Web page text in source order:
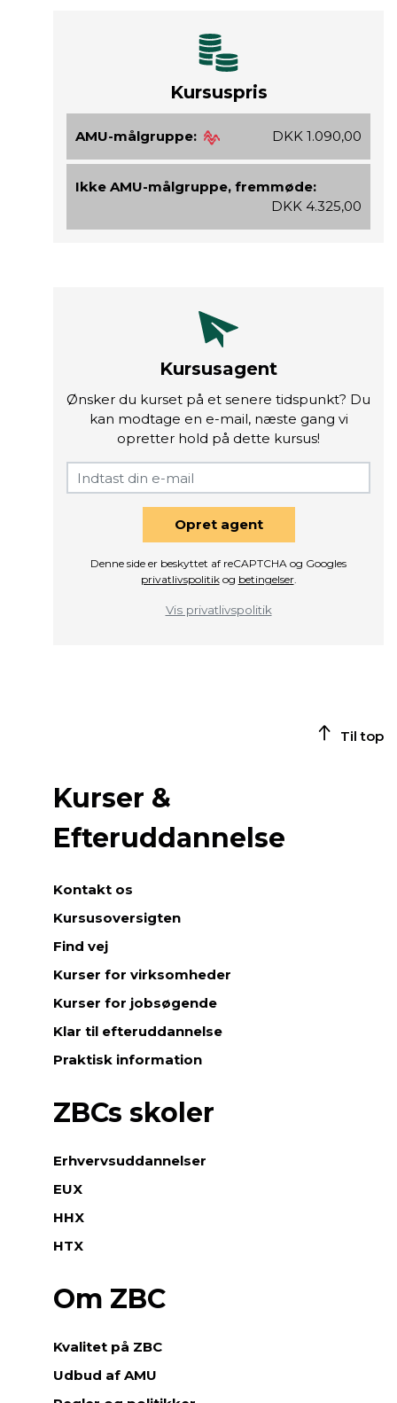
Kursuspris
AMU-målgruppe: DKK 1.090,00
Ikke AMU-målgruppe, fremmøde:
DKK 4.325,00
Kursusagent
Ønsker du kurset på et senere tidspunkt? Du
kan modtage en e-mail, næste gang vi
opretter hold på dette kursus!
Opret agent
Denne side er beskyttet af reCAPTCHA og Googles
privatlivspolitikog betingelser.
Vis privatlivspolitik
Til top
Kurser &
Efteruddannelse
Kontakt os
Kursusoversigten
Find vej
Kurser for virksomheder
Kurser for jobsøgende
Klar til efteruddannelse
Praktisk information
ZBCs skoler
Erhvervsuddannelser
EUX
HHX
HTX
Om ZBC
Kvalitet på ZBC
Udbud af AMU